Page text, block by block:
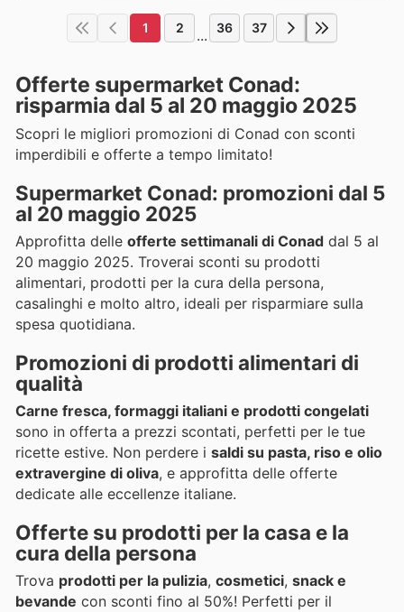
1 2 ... 36 37
Offerte supermarket Conad:
risparmia dal 5 al 20 maggio 2025
Scopri le migliori promozioni di Conad con sconti
imperdibili e offerte a tempo limitato!
Supermarket Conad: promozioni dal 5
al 20 maggio 2025
Approfitta delle offerte settimanali di Conad dal 5 al
20 maggio 2025. Troverai sconti su prodotti
alimentari, prodotti per la cura della persona,
casalinghi e molto altro, ideali per risparmiare sulla
spesa quotidiana.
Promozioni di prodotti alimentari di
qualità
Carne fresca, formaggi italiani e prodotti congelati
sono in offerta a prezzi scontati, perfetti per le tue
ricette estive. Non perdere i saldi su pasta, riso e olio
extravergine di oliva, e approfitta delle offerte
dedicate alle eccellenze italiane.
Offerte su prodotti per la casa e la
cura della persona
Trova prodotti per la pulizia, cosmetici, snack e
bevande con sconti fino al 50%! Perfetti per il